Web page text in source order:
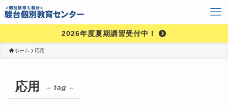
2026年度夏期講習受付中！
ホーム 応用
応用 – tag –